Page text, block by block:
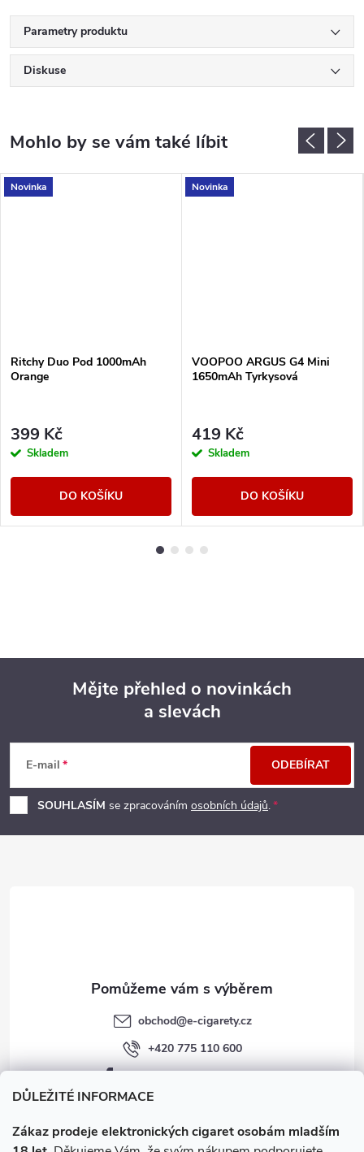
DŮLEŽITÉ INFORMACE
Zákaz prodeje elektronických cigaret osobám mladším
Parametry produktu
Diskuse
Novinka
Ritchy Duo Pod 1000mAh
Orange
399 Kč
Skladem
DO KOŠÍKU
Novinka
VOOPOO ARGUS G4 Mini
1650mAh Tyrkysová
419 Kč
Skladem
DO KOŠÍKU
p
a
Mějte přehled o novinkách
a slevách
E-mail
SOUHLASÍM se zpracováním osobních údajů.
ODEBÍRAT
obchod@e-cigarety.cz
+420 775 110 600
facebook.com/e-cigarety.cz